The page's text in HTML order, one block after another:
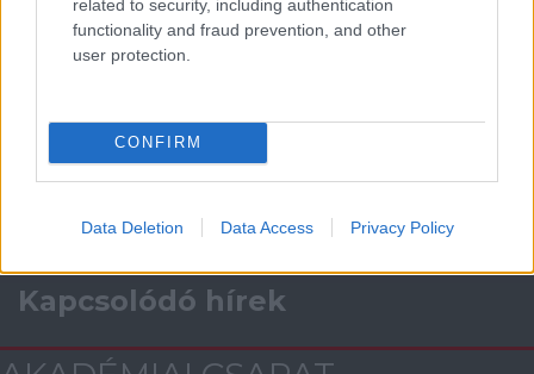
related to security, including authentication
functionality and fraud prevention, and other
user protection.
CONFIRM
Data Deletion Data Access Privacy Policy
Támogatás
Kapcsolódó hírek